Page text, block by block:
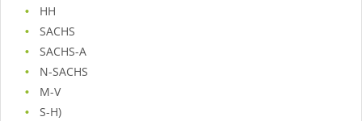
HH
SACHS
SACHS-A
N-SACHS
M-V
S-H)